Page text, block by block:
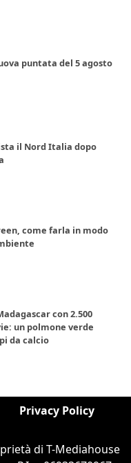
puntata del 5 agosto
il Nord Italia dopo
come farla in modo
con 2.500
un polmone verde
da calcio
Privacy Policy
di T-Mediahouse